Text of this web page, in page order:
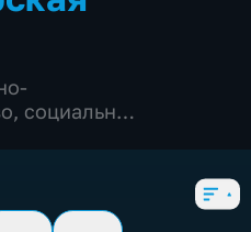
, социально-